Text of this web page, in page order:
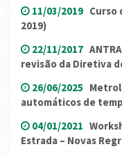
11/03/2019 Curso
2019)
22/11/2017
revisão da Diretiva
26/06/2025
automáticos de
04/01/2021
Estrada – Novas